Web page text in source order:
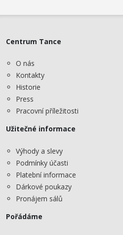
Centrum Tance
O nás
Kontakty
Historie
Press
Pracovní příležitosti
Užitečné informace
Výhody a slevy
Podmínky účasti
Platební informace
Dárkové poukazy
Pronájem sálů
Pořádáme